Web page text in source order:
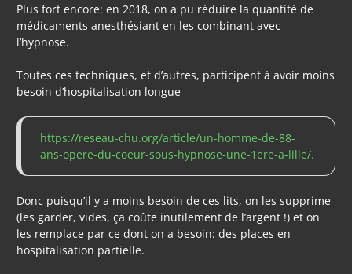
Plus fort encore: en 2018, on a pu réduire la quantité de
médicaments anesthésiant en les combinant avec
l’hypnose.
Toutes ces techniques, et d’autres, participent à avoir moins
besoin d’hospitalisation longue
https://reseau-chu.org/article/un-homme-de-88-
ans-opere-du-coeur-sous-hypnose-une-1ere-a-lille/.
Donc puisqu’il y a moins besoin de ces lits, on les supprime
(les garder, vides, ça coûte inutilement de l’argent !) et on
les remplace par ce dont on a besoin: des places en
hospitalisation partielle.